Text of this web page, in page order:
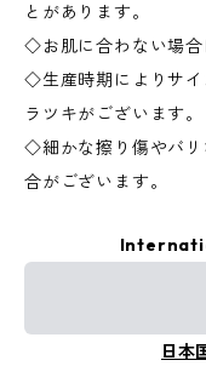
とがあります。
◇お肌に合わない場合
◇生産時期によりサイ
ラツキがございます。
◇細かな擦り傷やバリ
合がございます。
日本